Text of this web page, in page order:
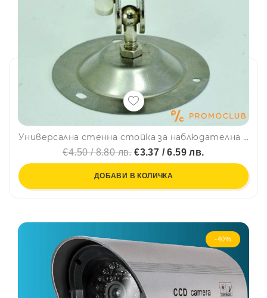
Универсална стенна стойка за наблюдателна камера - всички посоки/14676
€4.50 / 8.80 лв.€3.37 / 6.59 лв.
ДОБАВИ В КОЛИЧКА
-40%